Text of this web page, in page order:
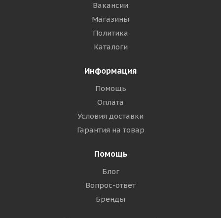
Вакансии
Магазины
Политика
Каталоги
Информация
Помощь
Оплата
Условия доставки
Гарантия на товар
Помощь
Блог
Вопрос-ответ
Бренды